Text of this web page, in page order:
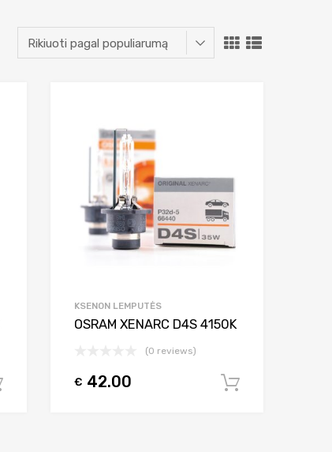
Į krepšelį
KSENON LEMPUTĖS
OSRAM XENARC D4S 4150K
(0 reviews)
€ 42.00